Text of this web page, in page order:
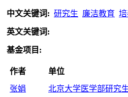
中文关键词: 研究生 廉洁教育
英文关键词:
基金项目 :
作者
单位
张娟
北京大学医学部研究